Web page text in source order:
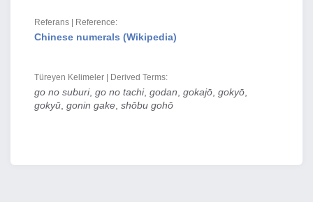
Referans | Reference:
Chinese numerals (Wikipedia)
Türeyen Kelimeler | Derived Terms:
go no suburi, go no tachi, godan gokajō gokyō
gokyū gonin gake shōbu gohō